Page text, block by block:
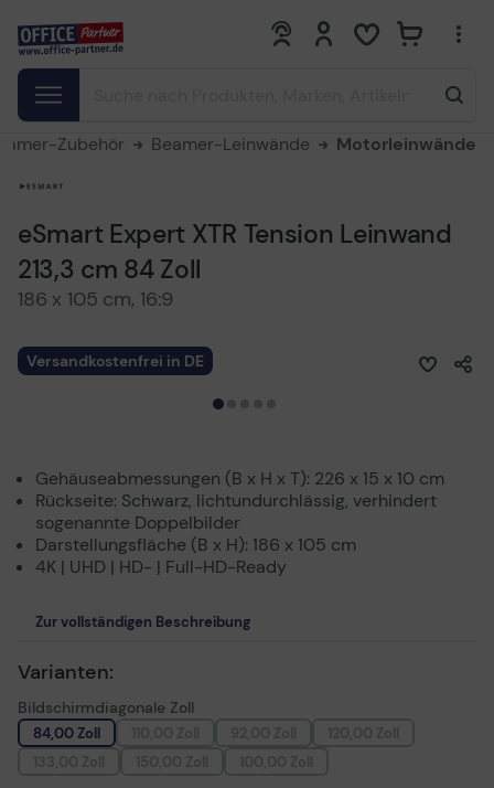
0 0
Zubehör Beamer-Leinwände Motorleinwände
eSmart Expert XTR Tension Leinwand
213,3 cm 84 Zoll
186 x 105 cm, 16:9
Versandkostenfrei in DE
Gehäuseabmessungen (B x H x T): 226 x 15 x 10 cm
Rückseite: Schwarz, lichtundurchlässig, verhindert
sogenannte Doppelbilder
Darstellungsfläche (B x H): 186 x 105 cm
4K | UHD | HD- | Full-HD-Ready
Zur vollständigen Beschreibung
Varianten:
Bildschirmdiagonale Zoll
84,00 Zoll